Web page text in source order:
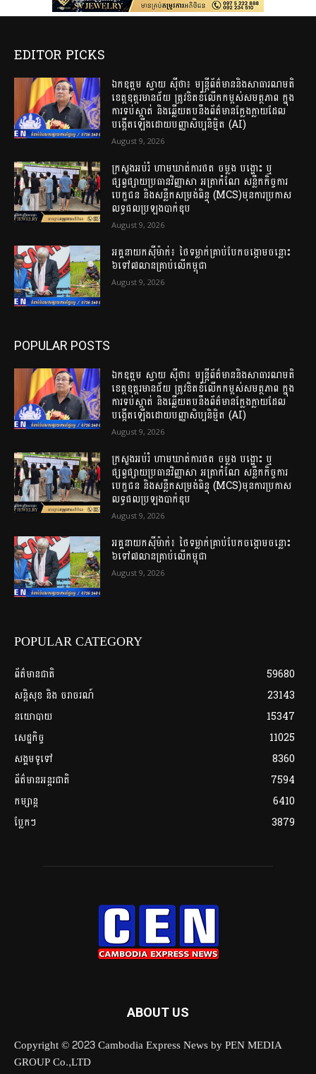
EDITOR PICKS
ឯកឧត្តម ស្វាយ ស៊ីថា៖ មន្ត្រីព័ត៌មាននិងសាធារណមតិ
ខេត្តឧត្តរមានជ័យ ត្រូវខិតខំលើកកម្ពស់សមត្ថភាព ក្នុង
ការទប់ស្កាត់ និងឆ្លើយតបនឹងព័ត៌មានក្លែងក្លាយដែល
បង្កើតឡើងដោយបញ្ញាសិប្បនិម្មិត (AI)
August 9, 2026
ក្រសួងអប់រំ ហាមឃាត់ការថត ចម្លង បង្ហោះ ឬ
ផ្សព្វផ្សាយប្រធានវិញ្ញាសា អត្រាកំណែ សន្លឹកកិច្ចការ
បេក្ខជន និងសន្លឹកសម្រង់ពិន្ទុ (MCS)មុនការប្រកាស
លទ្ធផលប្រឡងបាក់ឌុប
August 9, 2026
អគ្គនាយក​ស៊ីម៉ាក់៖ ថៃ​ទម្លាក់​គ្រាប់បែក​ចង្កោមចន្លោះ​
៦ទៅ​៧លានគ្រាប់​លើ​កម្ពុជា
August 9, 2026
POPULAR POSTS
ឯកឧត្តម ស្វាយ ស៊ីថា៖ មន្ត្រីព័ត៌មាននិងសាធារណមតិ
ខេត្តឧត្តរមានជ័យ ត្រូវខិតខំលើកកម្ពស់សមត្ថភាព ក្នុង
ការទប់ស្កាត់ និងឆ្លើយតបនឹងព័ត៌មានក្លែងក្លាយដែល
បង្កើតឡើងដោយបញ្ញាសិប្បនិម្មិត (AI)
August 9, 2026
ក្រសួងអប់រំ ហាមឃាត់ការថត ចម្លង បង្ហោះ ឬ
ផ្សព្វផ្សាយប្រធានវិញ្ញាសា អត្រាកំណែ សន្លឹកកិច្ចការ
បេក្ខជន និងសន្លឹកសម្រង់ពិន្ទុ (MCS)មុនការប្រកាស
លទ្ធផលប្រឡងបាក់ឌុប
August 9, 2026
អគ្គនាយក​ស៊ីម៉ាក់៖ ថៃ​ទម្លាក់​គ្រាប់បែក​ចង្កោមចន្លោះ​
៦ទៅ​៧លានគ្រាប់​លើ​កម្ពុជា
August 9, 2026
POPULAR CATEGORY
ព័ត៌មានជាតិ
59680
សន្តិសុខ និង ចរាចរណ៍
23143
នយោបាយ
15347
សេដ្ឋកិច្ច
11025
សង្គមទូទៅ
8360
ព័ត៌មានអន្តរជាតិ
7594
កម្សាន្ត
6410
ប្លែកៗ
3879
ABOUT US
Copyright © 2023 Cambodia Express News by PEN MEDIA
GROUP Co.,LTD